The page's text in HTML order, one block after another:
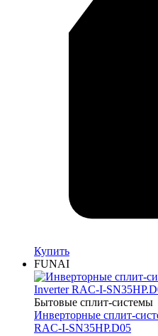
Купить
FUNAI
Бытовые сплит-системы
Инверторные сплит-
RAC-I-SN35HP.D05